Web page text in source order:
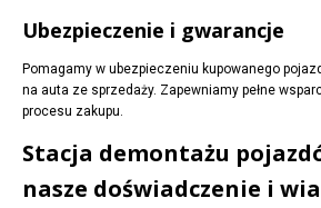
Ubezpieczenie i gwarancje
Pomagamy w ubezpieczeniu kupowanego
na auta ze sprzedaży. Zapewniamy pełne
procesu zakupu.
Stacja demontażu
nasze doświadczenie i